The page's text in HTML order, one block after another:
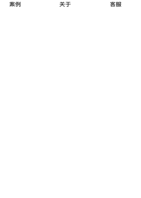
案例 关于 客服